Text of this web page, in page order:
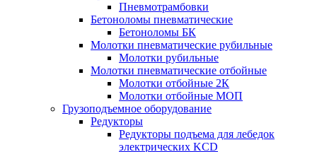
Пневмотрамбовки
Бетоноломы пневматические
Бетоноломы БК
Молотки пневматические рубильные
Молотки рубильные
Молотки пневматические отбойные
Молотки отбойные 2К
Молотки отбойные МОП
Грузоподъемное оборудование
Редукторы
Редукторы подъема для лебедок
электрических KCD